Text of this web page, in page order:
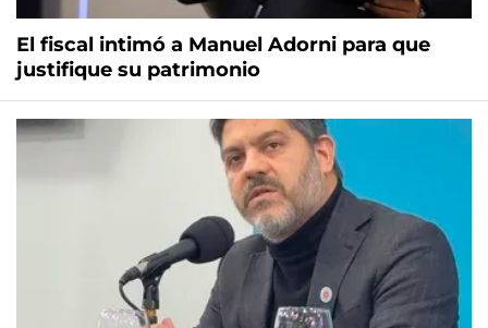
El fiscal intimó a Manuel Adorni para que
justifique su patrimonio